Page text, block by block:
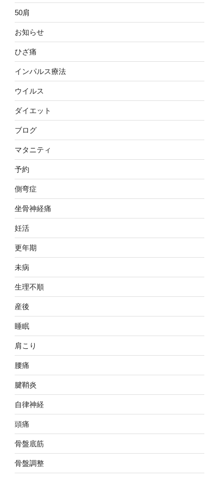
50肩
お知らせ
ひざ痛
インパルス療法
ウイルス
ダイエット
ブログ
マタニティ
予約
側弯症
坐骨神経痛
妊活
更年期
未病
生理不順
産後
睡眠
肩こり
腰痛
腱鞘炎
自律神経
頭痛
骨盤底筋
骨盤調整